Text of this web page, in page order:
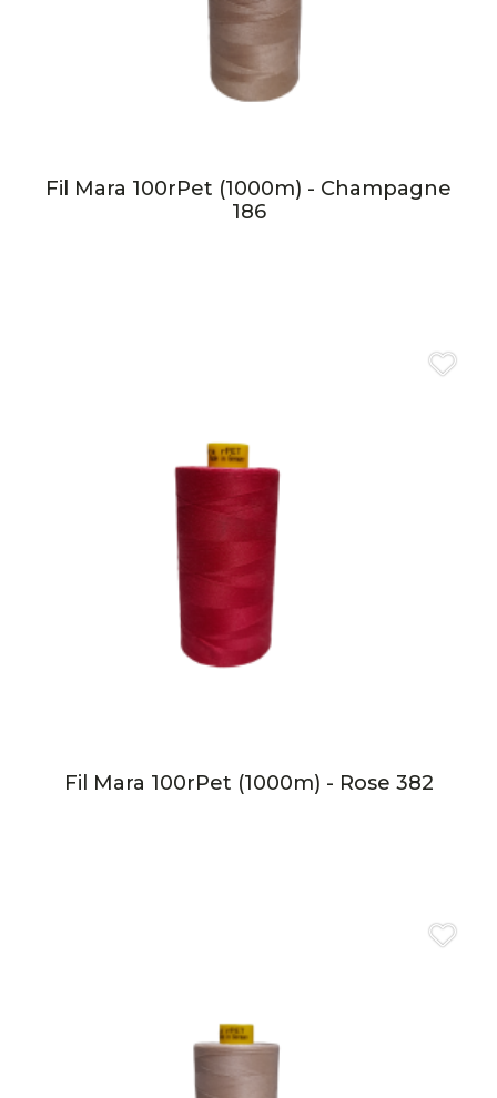
Fil Mara 100rPet (1000m) - Champagne
186
Fil Mara 100rPet (1000m) - Rose 382